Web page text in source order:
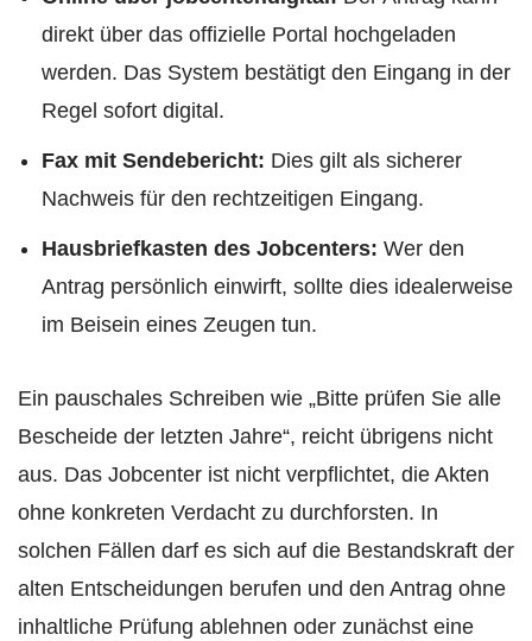
direkt über das offizielle Portal hochgeladen
werden. Das System bestätigt den Eingang in der
Regel sofort digital.
Fax mit Sendebericht: Dies gilt als sicherer
Nachweis für den rechtzeitigen Eingang.
Hausbriefkasten des Jobcenters: Wer den
Antrag persönlich einwirft, sollte dies idealerweise
im Beisein eines Zeugen tun.
Ein pauschales Schreiben wie „Bitte prüfen Sie alle
Bescheide der letzten Jahre“, reicht übrigens nicht
aus. Das Jobcenter ist nicht verpflichtet, die Akten
ohne konkreten Verdacht zu durchforsten. In
solchen Fällen darf es sich auf die Bestandskraft der
alten Entscheidungen berufen und den Antrag ohne
inhaltliche Prüfung ablehnen oder zunächst eine